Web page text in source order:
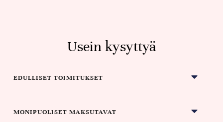
Usein kysyttyä
EDULLISET TOIMITUKSET
MONIPUOLISET MAKSUTAVAT